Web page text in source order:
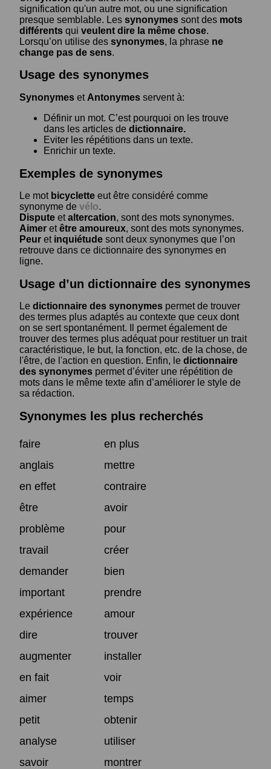
signification qu'un autre mot, ou une signification
presque semblable. Les synonymes sont des mots
différents qui veulent dire la même chose.
Lorsqu’on utilise des synonymes, la phrase ne
change pas de sens.
Usage des synonymes
Synonymes et Antonymes servent à:
Définir un mot. C’est pourquoi on les trouve
dans les articles de dictionnaire.
Eviter les répétitions dans un texte.
Enrichir un texte.
Exemples de synonymes
Le mot bicyclette eut être considéré comme
synonyme de vélo.
Dispute etaltercation, sont des mots synonymes.
Aimer etêtre amoureux, sont des mots synonymes.
Peur et inquiétude sont deux synonymes que l’on
retrouve dans ce dictionnaire des synonymes en
ligne.
Usage d’un dictionnaire des synonymes
Le dictionnaire des synonymes permet de trouver
des termes plus adaptés au contexte que ceux dont
on se sert spontanément. Il permet également de
trouver des termes plus adéquat pour restituer un trait
caractéristique, le but, la fonction, etc. de la chose, de
l'être, de l'action en question. Enfin, le dictionnaire
des synonymes permet d’éviter une répétition de
mots dans le même texte afin d’améliorer le style de
sa rédaction.
Synonymes les plus recherchés
faire
en plus
anglais
mettre
en effet
contraire
être
avoir
problème
pour
travail
créer
demander
bien
important
prendre
expérience
amour
dire
trouver
augmenter
installer
en fait
voir
aimer
temps
petit
obtenir
analyse
utiliser
savoir
montrer